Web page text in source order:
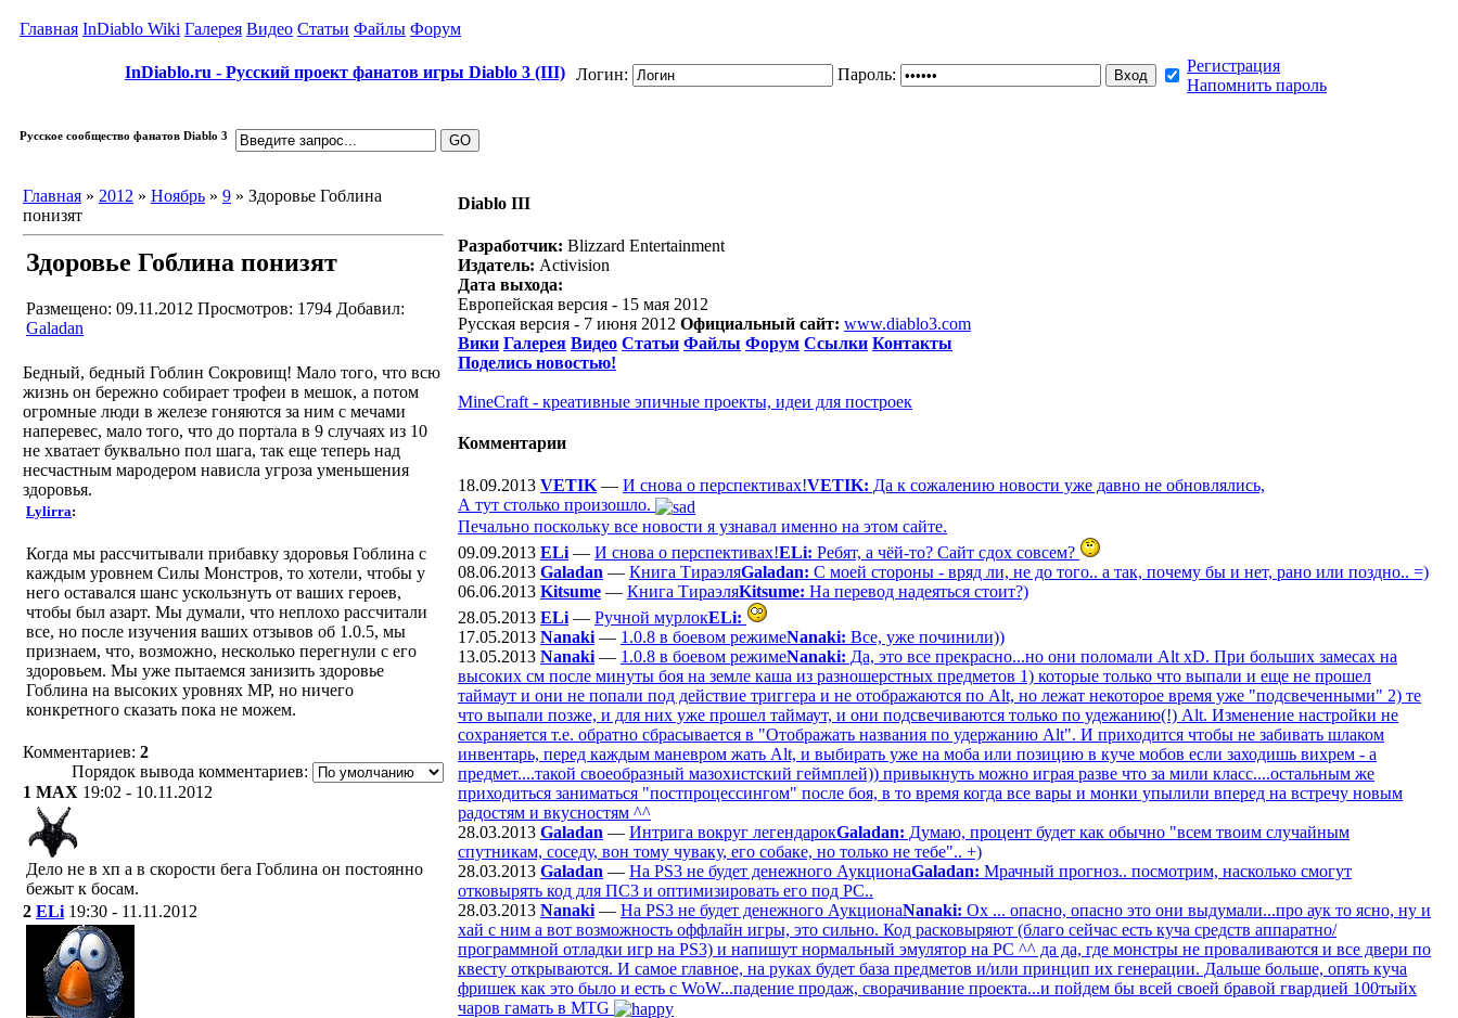
Главная InDiablo Wiki Галерея Видео Статьи Файлы Форум
InDiablo.ru - Русский проект фанатов игры Diablo 3 (III) Логин: Пароль:
Регистрация
Напомнить пароль
Русское сообщество фанатов Diablo 3
Главная » 2012 » Ноябрь » 9 » Здоровье Гоблина
понизят
Здоровье Гоблина понизят
Размещено: 09.11.2012 Просмотров: 1794 Добавил:
Galadan
Бедный, бедный Гоблин Сокровищ! Мало того, что всю
жизнь он бережно собирает трофеи в мешок, а потом
огромные люди в железе гоняются за ним с мечами
наперевес, мало того, что до портала в 9 случаях из 10
не хватает буквально пол шага, так еще теперь над
несчастным мародером нависла угроза уменьшения
здоровья.
Lylirra:
Когда мы рассчитывали прибавку здоровья Гоблина с
каждым уровнем Силы Монстров, то хотели, чтобы у
него оставался шанс ускользнуть от ваших героев,
чтобы был азарт. Мы думали, что неплохо рассчитали
все, но после изучения ваших отзывов об 1.0.5, мы
признаем, что, возможно, несколько перегнули с его
здоровьем. Мы уже пытаемся занизить здоровье
Гоблина на высоких уровнях MP, но ничего
конкретного сказать пока не можем.
Комментариев: 2
Порядок вывода комментариев:
1 MAX 19:02 - 10.11.2012
Дело не в хп а в скорости бега Гоблина он постоянно
бежыт к босам.
2 ELi 19:30 - 11.11.2012
Diablo III
Разработчик: Blizzard Entertainment
Издатель: Activision
Дата выхода:
Европейская версия - 15 мая 2012
Русская версия - 7 июня 2012 Официальный сайт: www.diablo3.com
Вики Галерея Видео Статьи Файлы Форум Ссылки Контакты
Поделись новостью!
MineCraft - креативные эпичные проекты, идеи для построек
Комментарии
18.09.2013 VETIK — И снова о перспективах!VETIK: Да к сожалению новости уже давно не обновлялись,
А тут столько произошло.
Печально поскольку все новости я узнавал именно на этом сайте.
09.09.2013 ELi — И снова о перспективах!ELi: Ребят, а чёй-то? Сайт сдох совсем?
08.06.2013 Galadan — Книга ТираэляGaladan: С моей стороны - вряд ли, не до того.. а так, почему бы и нет, рано или поздно.. =)
06.06.2013 Kitsume — Книга ТираэляKitsume: На перевод надеяться стоит?)
28.05.2013 ELi — Ручной мурлокELi:
17.05.2013 Nanaki — 1.0.8 в боевом режимеNanaki: Все, уже починили))
13.05.2013 Nanaki — 1.0.8 в боевом режимеNanaki: Да, это все прекрасно...но они поломали Alt xD. При больших замесах на
высоких см после минуты боя на земле каша из разношерстных предметов 1) которые только что выпали и еще не прошел
таймаут и они не попали под действие триггера и не отображаются по Alt, но лежат некоторое время уже "подсвеченными" 2) те
что выпали позже, и для них уже прошел таймаут, и они подсвечиваются только по удежанию(!) Alt. Изменение настройки не
сохраняется т.е. обратно сбрасывается в "Отображать названия по удержанию Alt". И приходится чтобы не забивать шлаком
инвентарь, перед каждым маневром жать Alt, и выбирать уже на моба или позицию в куче мобов если заходишь вихрем - а
предмет....такой своеобразный мазохистский геймплей)) привыкнуть можно играя разве что за мили класс....остальным же
приходиться заниматься "постпроцессингом" после боя, в то время когда все вары и монки упылили вперед на встречу новым
радостям и вкусностям ^^
28.03.2013 Galadan — Интрига вокруг легендарокGaladan: Думаю, процент будет как обычно "всем твоим случайным
спутникам, соседу, вон тому чуваку, его собаке, но только не тебе".. +)
28.03.2013 Galadan — На PS3 не будет денежного АукционаGaladan: Мрачный прогноз.. посмотрим, насколько смогут
отковырять код для ПС3 и оптимизировать его под РС..
28.03.2013 Nanaki — На PS3 не будет денежного АукционаNanaki: Ох ... опасно, опасно это они выдумали...про аук то ясно, ну и
хай с ним а вот возможность оффлайн игры, это сильно. Код расковыряют (благо сейчас есть куча средств аппаратно/
программной отладки игр на PS3) и напишут нормальный эмулятор на PC ^^ да да, где монстры не проваливаются и все двери по
квесту открываются. И самое главное, на руках будет база предметов и/или принцип их генерации. Дальше больше, опять куча
фришек как это было и есть с WoW...падение продаж, сворачивание проекта...и пойдем бы всей своей бравой гвардией 100тыйх
чаров гамать в MTG